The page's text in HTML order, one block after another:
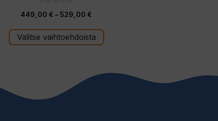
5
s
t
ä
449,00 € – 529,00 €
449,00 €
-
Valitse vaihtoehdoista